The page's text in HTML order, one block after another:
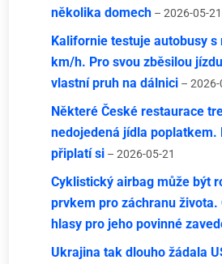
několika domech – 2026-05-21
Kalifornie testuje autobusy s
km/h. Pro svou zběsilou
vlastní pruh na dálnici – 2026-
Některé České restaurace
nedojedená jídla poplatkem.
připlatí si – 2026-05-21
Cyklistický airbag může být
prvkem pro záchranu života.
hlasy pro jeho povinné
Ukrajina tak dlouho žádala